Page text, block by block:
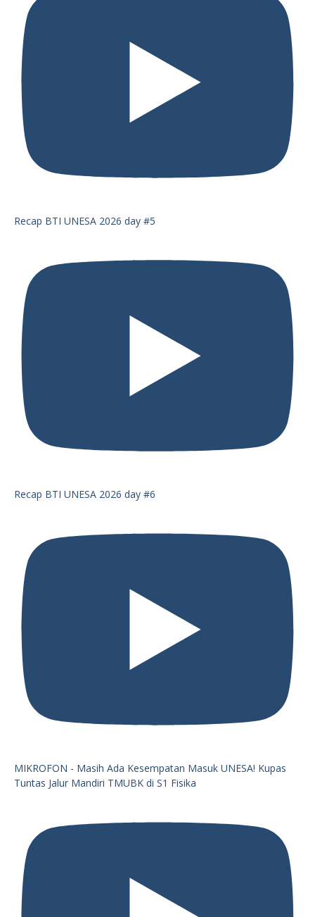
Recap BTI UNESA 2026 day #5
Recap BTI UNESA 2026 day #6
MIKROFON - Masih Ada Kesempatan Masuk UNESA! Kupas
Tuntas Jalur Mandiri TMUBK di S1 Fisika